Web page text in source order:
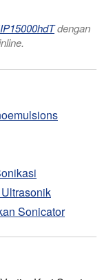
dengan
Sonicator